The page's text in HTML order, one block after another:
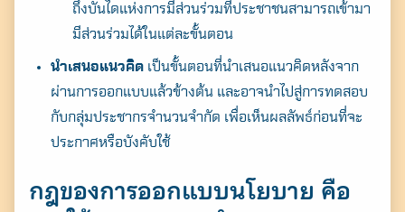
ถึงบันไดแห่งการมีส่วนร่วมที่ประชาชนสามารถเข้ามา
มีส่วนร่วมได้ในแต่ละขั้นตอน
นำเสนอแนวคิด เป็นขั้นตอนที่นำเสนอแนวคิดหลังจาก
ผ่านการออกแบบแล้วข้างต้น และอาจนำไปสู่การทดสอบ
กับกลุ่มประชากรจำนวนจำกัด เพื่อเห็นผลลัพธ์ก่อนที่จะ
ประกาศหรือบังคับใช้
กฎของการออกแบบนโยบาย คือ